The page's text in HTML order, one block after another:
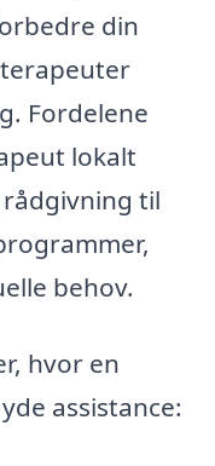
din
Fordelene
lokalt
til
behov.
hvor en
assistance: